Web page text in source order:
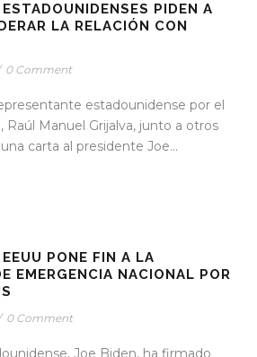
PIDEN A
LA RELACIÓN CON
0 Comment
estadounidense por el
Raúl Manuel Grijalva, junto a otros
carta al presidente Joe...
PONE FIN A LA
EMERGENCIA NACIONAL POR
0 Comment
Joe Biden, ha firmado